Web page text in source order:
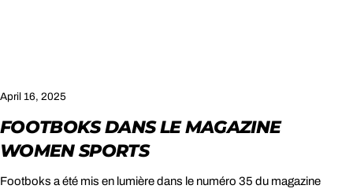
April 16, 2025
FOOTBOKS DANS LE MAGAZINE
WOMEN SPORTS
Footboks a été mis en lumière dans le numéro 35 du magazine